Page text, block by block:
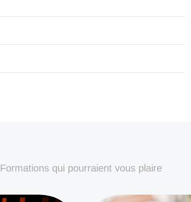
Formations qui pourraient vous plaire